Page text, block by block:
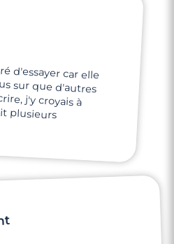
d'essayer car elle
sur que d'autres
j'y croyais à
fait plusieurs